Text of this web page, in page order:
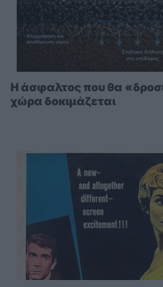
Η άσφαλτος που θα
χώρα δοκιμάζεται